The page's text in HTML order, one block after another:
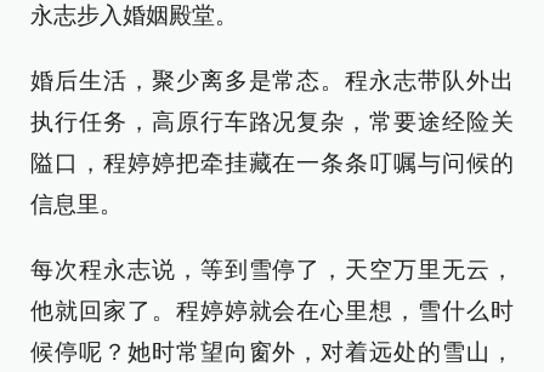
永志步入婚姻殿堂。
婚后生活，聚少离多是常态。程永志带队外出
执行任务，高原行车路况复杂，常要途经险关
隘口，程婷婷把牵挂藏在一条条叮嘱与问候的
信息里。
每次程永志说，等到雪停了，天空万里无云，
他就回家了。程婷婷就会在心里想，雪什么时
候停呢？她时常望向窗外，对着远处的雪山，